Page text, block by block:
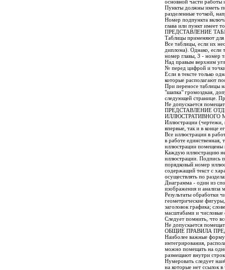
основной части работы
Пункты должны иметь
разделенные точкой,
Номер подпункта
глава или пункт имеет
ПРЕДСТАВЛЕНИЕ
Таблицы применяют для
Все таблицы, если их
диплома). Однако, если
номер главы, 3 - номер
Над правым верхним
№ перед цифрой и точки
Если в тексте только
которые располагают
При переносе таблицы
"шапка" громоздкая,
следующей странице.
Не допускается
ПРЕДСТАВЛЕНИЕ
ИЛЛЮСТРАТИВНОГО
Иллюстрации (чертежи,
впервые, так и в конце
Все иллюстрации в
в работе
иллюстрации помещены
Каждую иллюстрацию
иллюстрации. Подпись
порядковый номер
содержащий текст с
осуществлять по
Диаграмма - один из
изображения и анализа
Результаты обработки
геометрические
заголовок графика;
масштабами и числовые
Следует помнить, что
Не допускается
ОБЩИЕ ПРАВИЛА
Наиболее важные
интегрирования,
можно помещать на
размещают внутри строк
Нумеровать следует
на которые нет ссылок